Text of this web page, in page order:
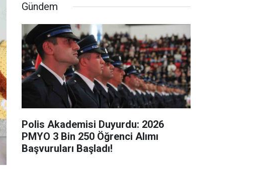
Gündem
Polis Akademisi Duyurdu: 2026
PMYO 3 Bin 250 Öğrenci Alımı
Başvuruları Başladı!